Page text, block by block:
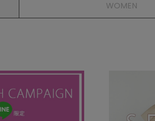
WOMEN